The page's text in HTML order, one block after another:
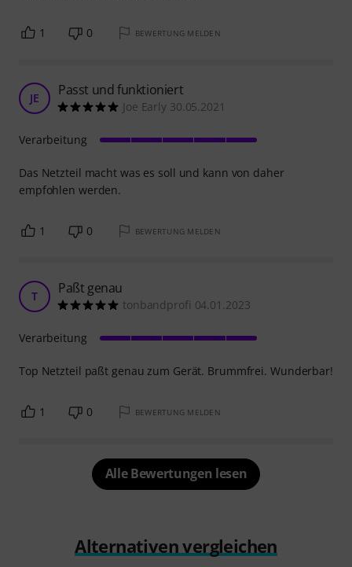
1 0 BEWERTUNG MELDEN
JE Passt und funktioniert
Joe Early 30.05.2021
Das Netzteil macht was es soll und kann von daher
empfohlen werden.
Verarbeitung
1 0 BEWERTUNG MELDEN
T Paßt genau
tonbandprofi 04.01.2023
Top Netzteil paßt genau zum Gerät. Brummfrei. Wunderbar!
Verarbeitung
1 0 BEWERTUNG MELDEN
Alle Bewertungen lesen
Alternativen vergleichen